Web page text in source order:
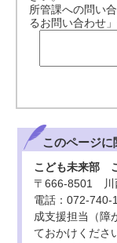
所管課への問い
るお問い合わせ」
このページに
こども未来部
〒666-8501 川
電話：072-740-
成支援担当（障
ておかけくださ